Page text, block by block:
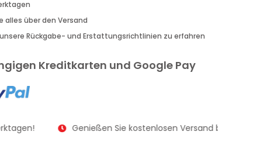
alles über den Versand
Rückgabe- und Erstattungsrichtlinien zu erfahren
Kreditkarten und Google Pay
Genießen Sie kostenlosen Versand bei